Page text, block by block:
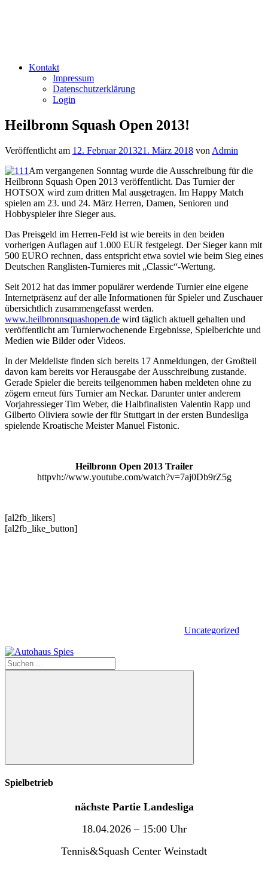
Kontakt
Impressum
Datenschutzerklärung
Login
Heilbronn Squash Open 2013!
Veröffentlicht am 12. Februar 201321. März 2018 von Admin
Am vergangenen Sonntag wurde die Ausschreibung für die
Heilbronn Squash Open 2013 veröffentlicht. Das Turnier der
HOTSOX wird zum dritten Mal ausgetragen. Im Happy Match
spielen am 23. und 24. März Herren, Damen, Senioren und
Hobbyspieler ihre Sieger aus.
Das Preisgeld im Herren-Feld ist wie bereits in den beiden
vorherigen Auflagen auf 1.000 EUR festgelegt. Der Sieger kann mit
500 EURO rechnen, dass entspricht etwa soviel wie beim Sieg eines
Deutschen Ranglisten-Turnieres mit „Classic“-Wertung.
Seit 2012 hat das immer populärer werdende Turnier eine eigene
Internetpräsenz auf der alle Informationen für Spieler und Zuschauer
übersichtlich zusammengefasst werden.
www.heilbronnsquashopen.de wird täglich aktuell gehalten und
veröffentlicht am Turnierwochenende Ergebnisse, Spielberichte und
Medien wie Bilder oder Videos.
In der Meldeliste finden sich bereits 17 Anmeldungen, der Großteil
davon kam bereits vor Herausgabe der Ausschreibung zustande.
Gerade Spieler die bereits teilgenommen haben meldeten ohne zu
zögern erneut fürs Turnier am Neckar. Darunter unter anderem
Vorjahressieger Tim Weber, die Halbfinalisten Valentin Rapp und
Gilberto Oliviera sowie der für Stuttgart in der ersten Bundesliga
spielende Kroatische Meister Manuel Fistonic.
Heilbronn Open 2013 Trailer
httpvh://www.youtube.com/watch?v=7aj0Db9rZ5g
[al2fb_likers]
[al2fb_like_button]
Uncategorized
Suchen
nach:
Suchen
Spielbetrieb
nächste Partie Landesliga
18.04.2026 – 15:00 Uhr
Tennis&Squash Center Weinstadt